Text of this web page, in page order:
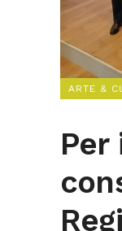
ARTE &
Per